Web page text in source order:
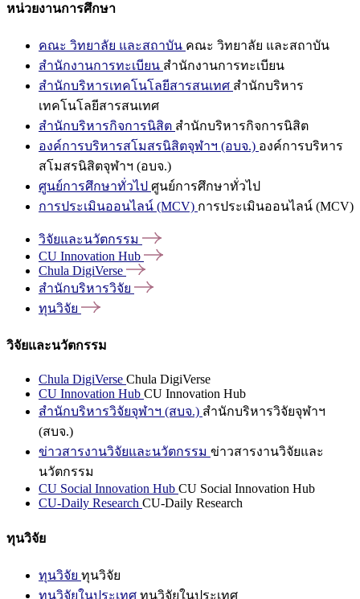
หน่วยงานการศึกษา
คณะ วิทยาลัย และสถาบัน คณะ วิทยาลัย และสถาบัน
สำนักงานการทะเบียน สำนักงานการทะเบียน
สำนักบริหารเทคโนโลยีสารสนเทศ สำนักบริหาร
เทคโนโลยีสารสนเทศ
สำนักบริหารกิจการนิสิต สำนักบริหารกิจการนิสิต
องค์การบริหารสโมสรนิสิตจุฬาฯ (อบจ.) องค์การบริหาร
สโมสรนิสิตจุฬาฯ (อบจ.)
ศูนย์การศึกษาทั่วไป ศูนย์การศึกษาทั่วไป
การประเมินออนไลน์ (MCV) การประเมินออนไลน์ (MCV)
วิจัยและนวัตกรรม
CU Innovation Hub
Chula DigiVerse
สำนักบริหารวิจัย
ทุนวิจัย
วิจัยและนวัตกรรม
Chula DigiVerse Chula DigiVerse
CU Innovation Hub CU Innovation Hub
สำนักบริหารวิจัยจุฬาฯ (สบจ.) สำนักบริหารวิจัยจุฬาฯ
(สบจ.)
ข่าวสารงานวิจัยและนวัตกรรม ข่าวสารงานวิจัยและ
นวัตกรรม
CU Social Innovation Hub CU Social Innovation Hub
CU-Daily Research CU-Daily Research
ทุนวิจัย
ทุนวิจัย ทุนวิจัย
ทุนวิจัยในประเทศ ทุนวิจัยในประเทศ